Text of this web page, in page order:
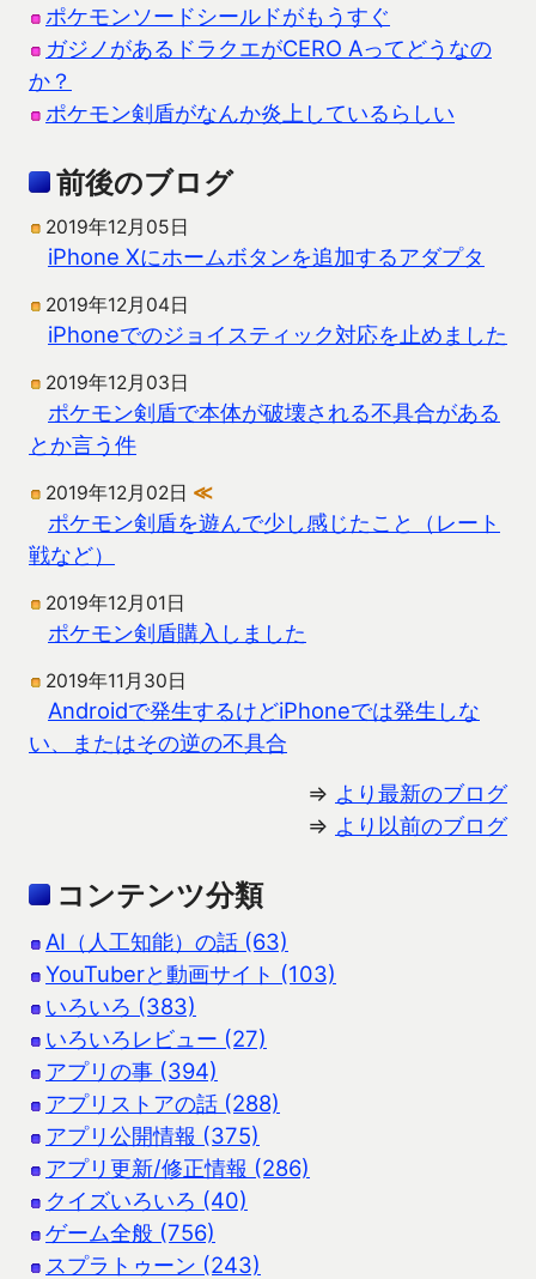
ポケモンソードシールドがもうすぐ
ガジノがあるドラクエがCERO Aってどうなの
か？
ポケモン剣盾がなんか炎上しているらしい
前後のブログ
2019年12月05日
iPhone Xにホームボタンを追加するアダプタ
2019年12月04日
iPhoneでのジョイスティック対応を止めました
2019年12月03日
ポケモン剣盾で本体が破壊される不具合がある
とか言う件
2019年12月02日 ≪
ポケモン剣盾を遊んで少し感じたこと（レート
戦など）
2019年12月01日
ポケモン剣盾購入しました
2019年11月30日
Androidで発生するけどiPhoneでは発生しな
い、またはその逆の不具合
⇒ より最新のブログ
⇒ より以前のブログ
コンテンツ分類
AI（人工知能）の話 (63)
YouTuberと動画サイト (103)
いろいろ (383)
いろいろレビュー (27)
アプリの事 (394)
アプリストアの話 (288)
アプリ公開情報 (375)
アプリ更新/修正情報 (286)
クイズいろいろ (40)
ゲーム全般 (756)
スプラトゥーン (243)